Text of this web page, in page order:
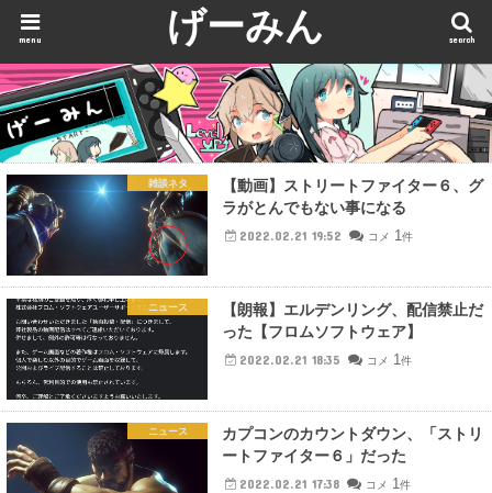
げーみん search
menu
雑談ネタ
【動画】ストリートファイター６、グ
ラがとんでもない事になる
2022.02.21 19:52 コメ 1件
ニュース
【朗報】エルデンリング、配信禁止だ
った【フロムソフトウェア】
2022.02.21 18:35 コメ 1件
ニュース
カプコンのカウントダウン、「ストリ
ートファイター６」だった
2022.02.21 17:38 コメ 1件